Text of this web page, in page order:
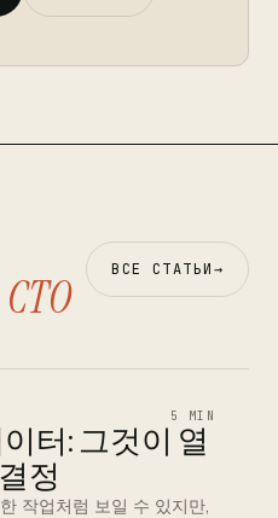
ВСЕ СТАТЬИ→
5 MIN
터: 그것이 열
정
작업처럼 보일 수 있지만,